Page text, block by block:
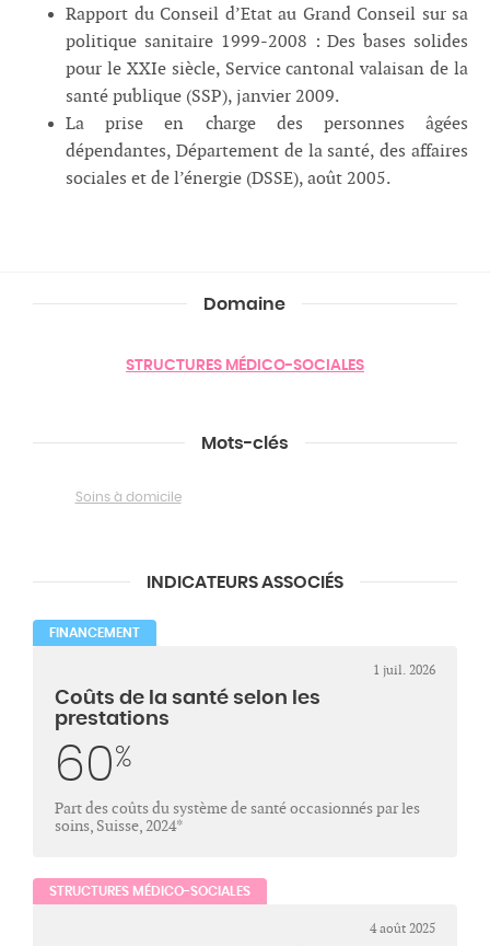
Rapport du Conseil d’Etat au Grand Conseil sur sa
politique sanitaire 1999-2008 : Des bases solides
pour le XXIe siècle, Service cantonal valaisan de la
santé publique (SSP), janvier 2009.
La prise en charge des personnes âgées
dépendantes, Département de la santé, des affaires
sociales et de l’énergie (DSSE), août 2005.
Domaine
STRUCTURES MÉDICO-SOCIALES
Mots-clés
Soins à domicile
INDICATEURS ASSOCIÉS
FINANCEMENT
1 juil. 2026
Coûts de la santé selon les
prestations
60%
Part des coûts du système de santé occasionnés par les
soins, Suisse, 2024*
STRUCTURES MÉDICO-SOCIALES
4 août 2025